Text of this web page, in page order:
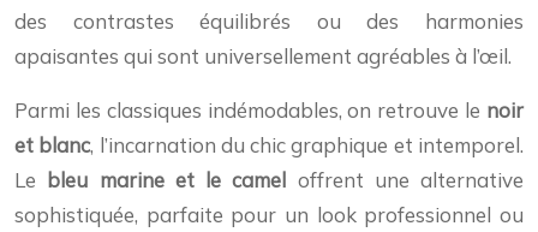
des contrastes équilibrés ou des harmonies
apaisantes qui sont universellement agréables à l’œil.
Parmi les classiques indémodables, on retrouve le noir
et blanc, l’incarnation du chic graphique et intemporel.
Le bleu marine et le camel offrent une alternative
sophistiquée, parfaite pour un look professionnel ou